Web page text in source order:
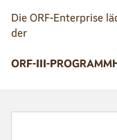
Die ORF-Enterprise
der
ORF-III-